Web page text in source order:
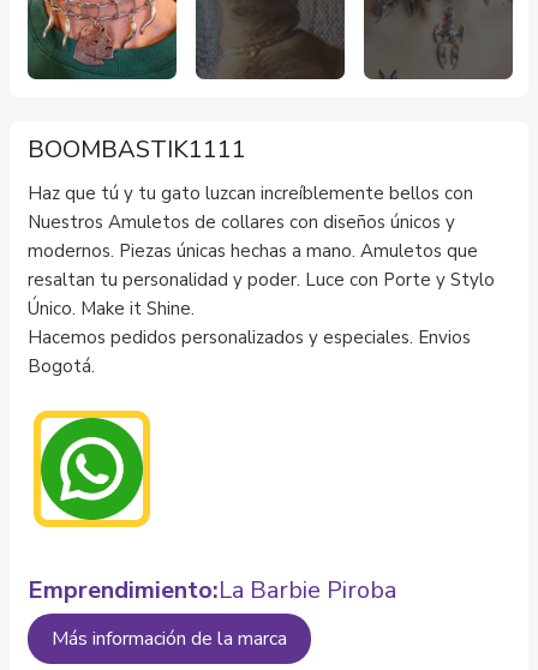
BOOMBASTIK1111
Haz que tú y tu gato luzcan increíblemente bellos con
Nuestros Amuletos de collares con diseños únicos y
modernos. Piezas únicas hechas a mano. Amuletos que
resaltan tu personalidad y poder. Luce con Porte y Stylo
Único. Make it Shine.
Hacemos pedidos personalizados y especiales. Envios
Bogotá.
Emprendimiento:La Barbie Piroba
Más información de la marca